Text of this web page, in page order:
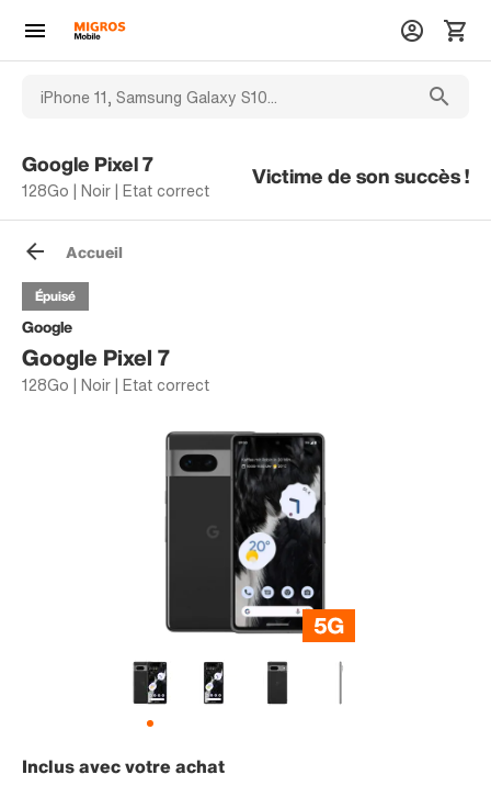
Google Pixel 7
128Go | Noir | Etat correct
Victime de son succès !
Accueil
Google
Google Pixel 7
128Go | Noir | Etat correct
Épuisé
Inclus avec votre achat